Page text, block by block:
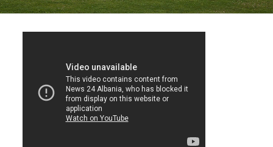
Mal Berisha – YouTube
Videos